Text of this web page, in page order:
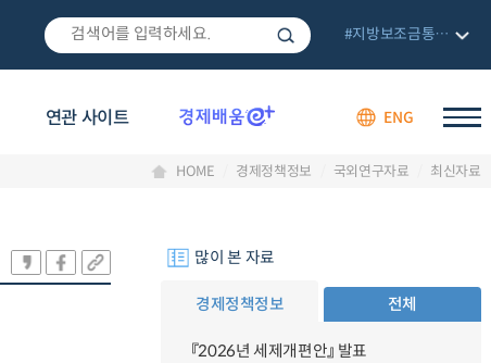
연관 사이트 ENG
#지방보조금통합관리망
HOME 경제정책정보 국외연구자료 최신자료
많이 본 자료
경제정책정보 전체
『2026년 세제개편안』 발표